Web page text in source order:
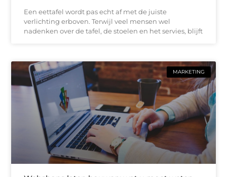
Een eettafel wordt pas echt af met de juiste
verlichting erboven. Terwijl veel mensen wel
nadenken over de tafel, de stoelen en het servies, blijft
MARKETING